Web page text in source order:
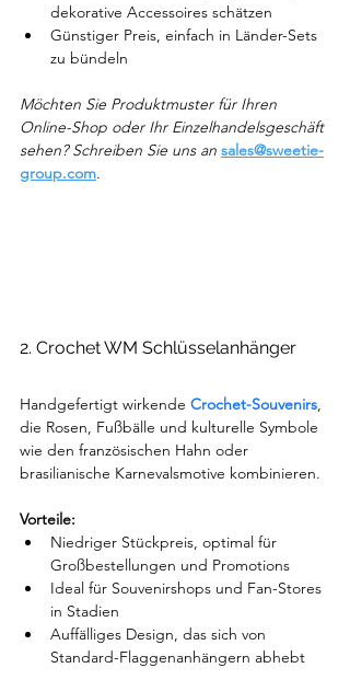
dekorative Accessoires schätzen
Günstiger Preis, einfach in Länder-Sets
zu bündeln
Möchten Sie Produktmuster für Ihren
Online-Shop oder Ihr Einzelhandelsgeschäft
sehen? Schreiben Sie uns an sales@sweetie-
group.com.
2. Crochet WM Schlüsselanhänger
Handgefertigt wirkende Crochet-Souvenirs,
die Rosen, Fußbälle und kulturelle Symbole
wie den französischen Hahn oder
brasilianische Karnevalsmotive kombinieren.
Vorteile:
Niedriger Stückpreis, optimal für
Großbestellungen und Promotions
Ideal für Souvenirshops und Fan-Stores
in Stadien
Auffälliges Design, das sich von
Standard-Flaggenanhängern abhebt